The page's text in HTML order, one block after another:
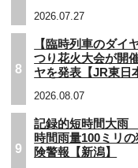
2026.07.27
8
【臨時列車のダイ
つり花火大会が開
ヤを発表【JR東日
2026.08.07
9
記録的短時間大雨
時間雨量100ミリ
険警報【新潟】